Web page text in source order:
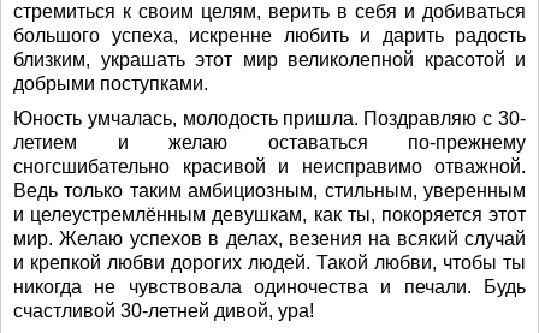
стремиться к своим целям, верить в себя и добиваться
большого успеха, искренне любить и дарить радость
близким, украшать этот мир великолепной красотой и
добрыми поступками.
Юность умчалась, молодость пришла. Поздравляю с 30-
летием и желаю оставаться по-прежнему
сногсшибательно красивой и неисправимо отважной.
Ведь только таким амбициозным, стильным, уверенным
и целеустремлённым девушкам, как ты, покоряется этот
мир. Желаю успехов в делах, везения на всякий случай
и крепкой любви дорогих людей. Такой любви, чтобы ты
никогда не чувствовала одиночества и печали. Будь
счастливой 30-летней дивой, ура!